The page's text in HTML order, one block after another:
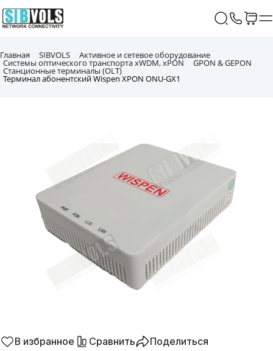
Главная SIBVOLS Активное и сетевое оборудование
Системы оптического транспорта xWDM, xPON GPON & GEPON
Станционные терминалы (OLT)
Терминал абонентский Wispen XPON ONU-GX1
В избранное Сравнить Поделиться